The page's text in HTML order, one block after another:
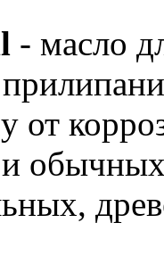
- масло
от